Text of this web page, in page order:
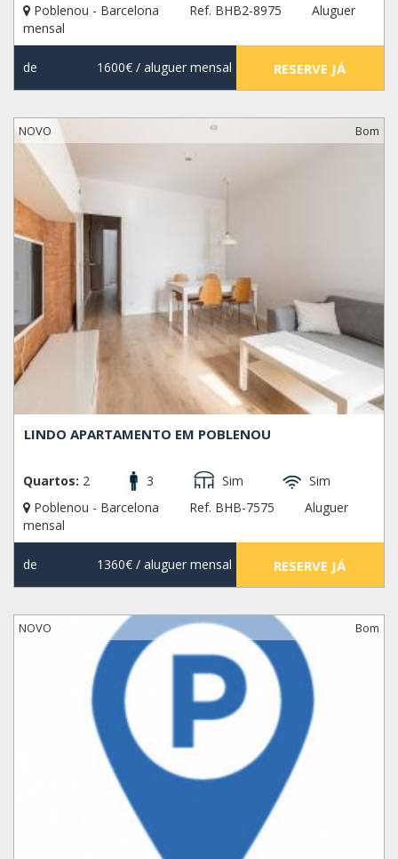
Poblenou - Barcelona
Ref. BHB2-8975
Aluguer
mensal
de 1600€/ aluguer mensal RESERVE JÁ
NOVO Bom
LINDO APARTAMENTO EM POBLENOU
Quartos: 2 3 Sim
Sim
Poblenou - Barcelona
Ref. BHB-7575
Aluguer
mensal
de 1360€/ aluguer mensal RESERVE JÁ
NOVO Bom